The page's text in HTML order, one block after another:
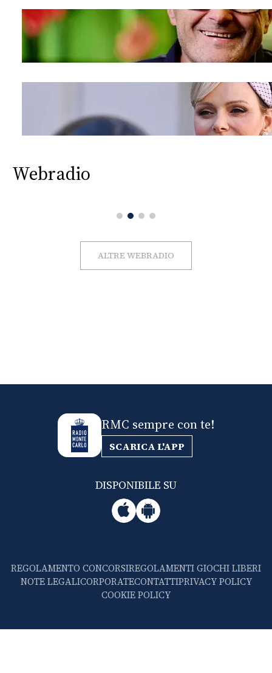
Webradio
ALTRE WEBRADIO
RMC sempre con te!
SCARICA L'APP
DISPONIBILE SU
REGOLAMENTO CONCORSIREGOLAMENTI GIOCHI LIBERI
NOTE LEGALICORPORATECONTATTIPRIVACY POLICY
COOKIE POLICY